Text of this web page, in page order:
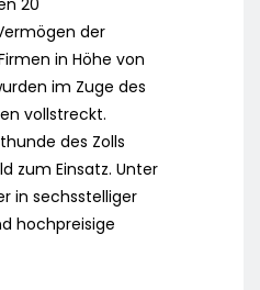
20
der
in Höhe von
im Zuge des
vollstreckt.
des Zolls
zum Einsatz. Unter
in sechsstelliger
hochpreisige